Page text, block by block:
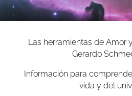
Las herramientas de Amor
Gerardo
Información para
vida y del